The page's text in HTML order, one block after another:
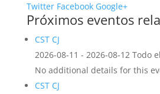
Twitter Facebook Google+
Próximos eventos
CST CJ
2026-08-11 - 2026-08-12 Todo
No additional details for this
CST CJ